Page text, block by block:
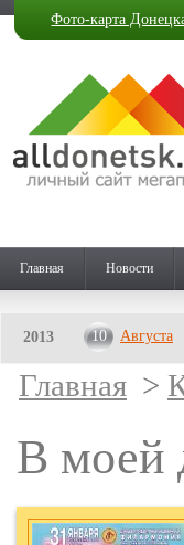
Фото-карта
Главная Новости
2013 10 Августа
Главная >
В моей